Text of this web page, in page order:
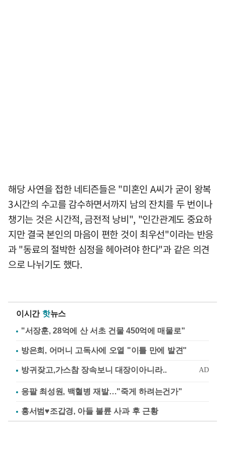
해당 사연을 접한 네티즌들은 "미혼인 A씨가 굳이 왕복
3시간의 수고를 감수하면서까지 남의 잔치를 두 번이나
챙기는 것은 시간적, 금전적 낭비", "인간관계도 중요하
지만 결국 본인의 마음이 편한 것이 최우선"이라는 반응
과 "동료의 절박한 심정을 헤아려야 한다"과 같은 의견
으로 나뉘기도 했다.
이시간 핫뉴스
"서장훈, 28억에 산 서초 건물 450억에 매물로"
방은희, 어머니 고독사에 오열 "이틀 만에 발견"
응팔 최성원, 백혈병 재발…"죽게 하려는건가"
홍서범♥조갑경, 아들 불륜 사과 후 근황